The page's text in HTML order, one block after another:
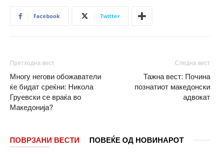
Facebook Twitter
Претходна вест
Многу негови обожаватели
ќе бидат среќни: Никола
Груевски се враќа во
Македонија?
Следна вест
Тажна вест: Почина
познатиот македонски
адвокат
ПОВРЗАНИ ВЕСТИ ПОВЕЌЕ ОД НОВИНАРОТ